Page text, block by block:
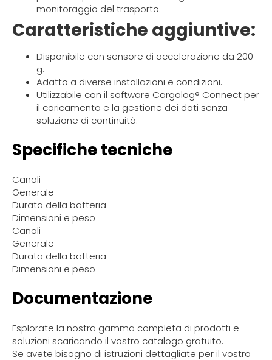
monitoraggio del trasporto.
Caratteristiche aggiuntive:
Disponibile con sensore di accelerazione da 200
g.
Adatto a diverse installazioni e condizioni.
Utilizzabile con il software Cargolog® Connect per
il caricamento e la gestione dei dati senza
soluzione di continuità.
Specifiche tecniche
Canali
Generale
Durata della batteria
Dimensioni e peso
Canali
Generale
Durata della batteria
Dimensioni e peso
Documentazione
Esplorate la nostra gamma completa di prodotti e
soluzioni scaricando il vostro catalogo gratuito.
Se avete bisogno di istruzioni dettagliate per il vostro